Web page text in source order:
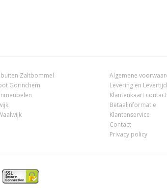
Zaltbommel
Gorinchem
Algemene
Levering en Levertijd
Klantenkaart contact
Betaalinformatie
Klantenservice
Contact
Privacy policy